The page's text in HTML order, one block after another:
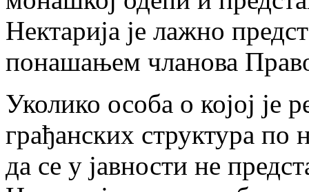
Нектарија је лажно
понашањем чланова
Уколико особа о којој је
грађанских структура по
да се у јавности не